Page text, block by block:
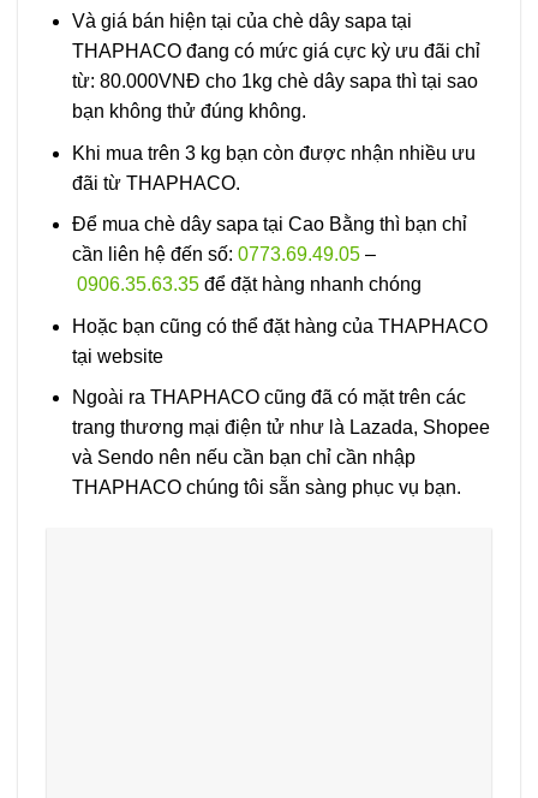
Và giá bán hiện tại của chè dây sapa tại
THAPHACO đang có mức giá cực kỳ ưu đãi chỉ
từ: 80.000VNĐ cho 1kg chè dây sapa thì tại sao
bạn không thử đúng không.
Khi mua trên 3 kg bạn còn được nhận nhiều ưu
đãi từ THAPHACO.
Để mua chè dây sapa tại Cao Bằng thì bạn chỉ
cần liên hệ đến số: 0773.69.49.05–
0906.35.63.35để đặt hàng nhanh chóng
Hoặc bạn cũng có thể đặt hàng của THAPHACO
tại website
Ngoài ra THAPHACO cũng đã có mặt trên các
trang thương mại điện tử như là Lazada, Shopee
và Sendo nên nếu cần bạn chỉ cần nhập
THAPHACO chúng tôi sẵn sàng phục vụ bạn.